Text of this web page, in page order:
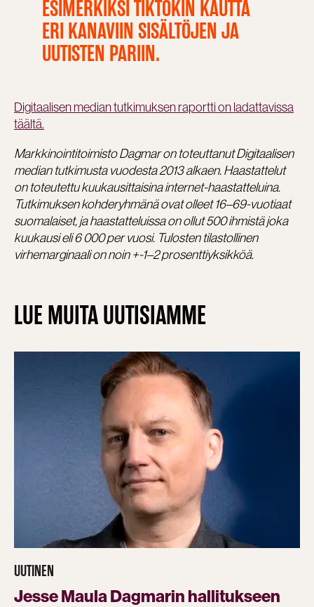
ESIMERKIKSI TIKTOKIN KAUTTA
ERI KANAVIIN SISÄLTÖJEN JA
UUTISTEN PARIIN.
Digitaalisen median tutkimuksen raportti on ladattavissa
täältä.
Markkinointitoimisto Dagmar on toteuttanut Digitaalisen
median tutkimusta vuodesta 2013 alkaen. Haastattelut
on toteutettu kuukausittaisina internet-haastatteluina.
Tutkimuksen kohderyhmänä ovat olleet 16–69-vuotiaat
suomalaiset, ja haastatteluissa on ollut 500 ihmistä joka
kuukausi eli 6 000 per vuosi. Tulosten tilastollinen
virhemarginaali on noin +-1–2 prosenttiyksikköä.
LUE MUITA UUTISIAMME
UUTINEN
Jesse Maula Dagmarin hallitukseen